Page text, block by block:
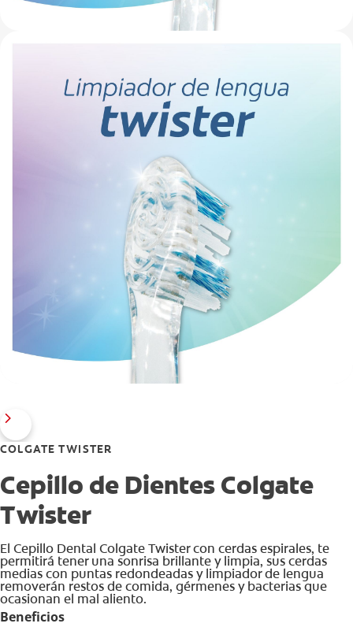
COLGATE TWISTER
Cepillo de Dientes Colgate
Twister
El Cepillo Dental Colgate Twister con cerdas espirales, te
permitirá tener una sonrisa brillante y limpia, sus cerdas
medias con puntas redondeadas y limpiador de lengua
removerán restos de comida, gérmenes y bacterias que
ocasionan el mal aliento.
Beneficios